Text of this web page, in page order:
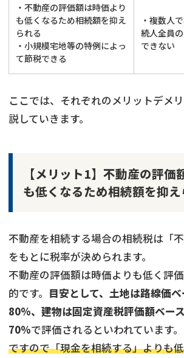
・不動産の評価額は時価より
も低くなるため相続額を抑え
られる
・小規模宅地等の特例によっ
て節税できる
・複数人
続人全員
できない
ここでは、それぞれのメリットデメ
説していきます。
【メリット1】不動産の評価
も低くなるため相続額を抑え
不動産を相続する場合の相続税は「不
をもとに税率が決められます。
不動産の評価額は時価よりも低く評
的です。 目安として、土地は路線価
80%、建物は固定資産税評価額ベー
70%で評価されるといわれています。
ですので「現金を相続する」よりも